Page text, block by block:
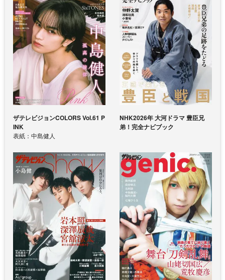
ザテレビジョンCOLORS Vol.61 P
INK
表紙：中島健人
NHK2026年 大河ドラマ 豊臣兄
弟！完全ナビブック